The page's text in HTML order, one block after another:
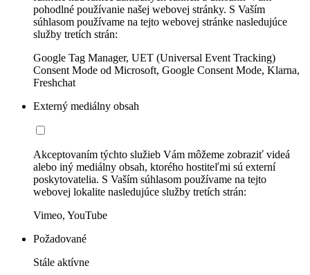
pohodlné používanie našej webovej stránky. S Vaším
súhlasom používame na tejto webovej stránke nasledujúce
služby tretích strán:
Google Tag Manager, UET (Universal Event Tracking)
Consent Mode od Microsoft, Google Consent Mode, Klarna,
Freshchat
Externý mediálny obsah
Akceptovaním týchto služieb Vám môžeme zobraziť videá
alebo iný mediálny obsah, ktorého hostiteľmi sú externí
poskytovatelia. S Vaším súhlasom používame na tejto
webovej lokalite nasledujúce služby tretích strán:
Vimeo, YouTube
Požadované
Stále aktívne